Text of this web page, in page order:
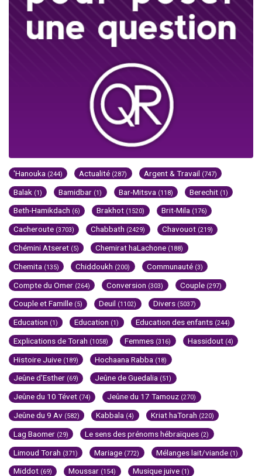
'Hanouka (244) Actualité (287) Argent & Travail (747)
Balak (1) Bamidbar (1) Bar-Mitsva (118) Berechit (1)
Beth-Hamikdach (6) Brakhot (1520) Brit-Mila (176)
Cacheroute (3703) Chabbath (2429) Chavouot (219)
Chémini Atseret (5) Chemirat haLachone (188)
Chemita (135) Chiddoukh (200) Communauté (3)
Compte du Omer (264) Conversion (303) Couple (297)
Couple et Famille (5) Deuil (1102) Divers (5037)
Education (1) Education (1) Education des enfants (244)
Explications de Torah (1058) Femmes (316) Hassidout (4)
Histoire Juive (189) Hochaana Rabba (18)
Jeûne d'Esther (69) Jeûne de Guedalia (51)
Jeûne du 10 Tévet (74) Jeûne du 17 Tamouz (270)
Jeûne du 9 Av (582) Kabbala (4) Kriat haTorah (220)
Lag Baomer (29) Le sens des prénoms hébraïques (2)
Limoud Torah (371) Mariage (772) Mélanges lait/viande (1)
Middot (69) Moussar (154) Musique juive (1)